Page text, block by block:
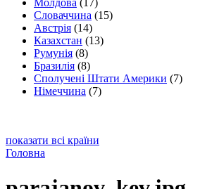
Молдова (17)
Словаччина (15)
Австрія (14)
Казахстан (13)
Румунія (8)
Бразилія (8)
Сполучені Штати Америки (7)
Німеччина (7)
показати всі країни
Головна